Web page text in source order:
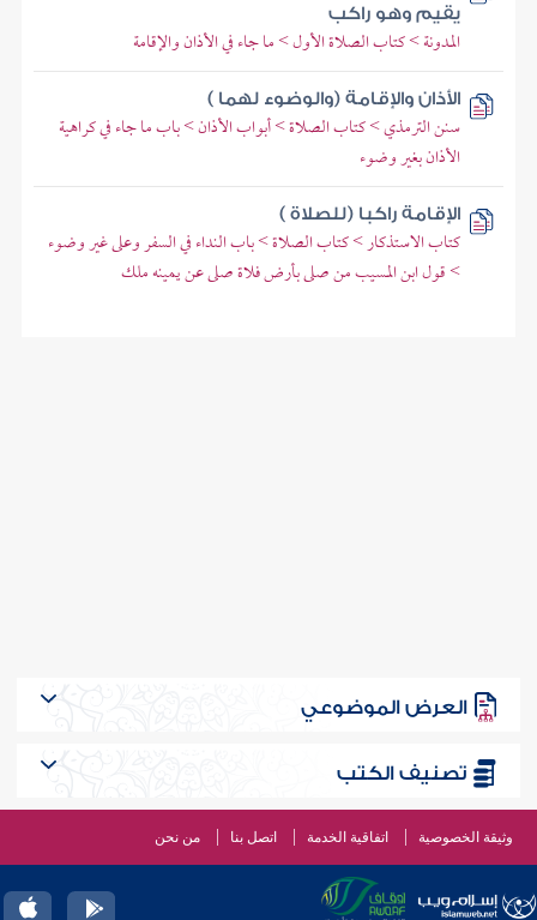
يقيم وهو راكب
المدونة > كتاب الصلاة الأول > ما جاء في الأذان والإقامة
الأذان والإقامة (والوضوء لهما )
سنن الترمذي > كتاب الصلاة > أبواب الأذان > باب ما جاء في كراهية
الأذان بغير وضوء
الإقامة راكبا (للصلاة )
كتاب الاستذكار > كتاب الصلاة > باب النداء في السفر وعلى غير وضوء
> قول ابن المسيب من صلى بأرض فلاة صلى عن يمينه ملك
العرض الموضوعي
تصنيف الكتب
وثيقة الخصوصية اتفاقية الخدمة اتصل بنا من نحن